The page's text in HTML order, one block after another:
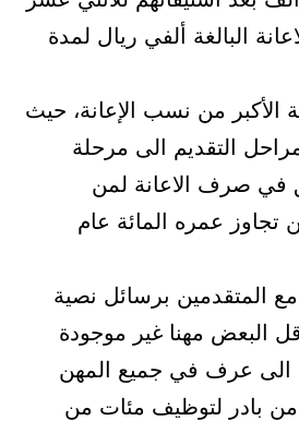
البالغة ألفي ريال لمدة
من نسب الإعانة، حيث
الذكور 70% في كل مراحل التقديم الى مرحلة
في صرف الاعانة لمن
تجاوز عمره المائة عام
المتقدمين برسائل نصية
البعض مهنا غير موجودة
الى عرف في جميع المهن
بادر لتوظيف مئات من